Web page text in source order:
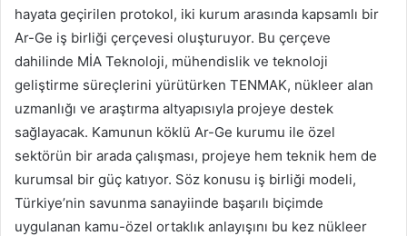
hayata geçirilen protokol, iki kurum arasında kapsamlı bir
Ar-Ge iş birliği çerçevesi oluşturuyor. Bu çerçeve
dahilinde MİA Teknoloji, mühendislik ve teknoloji
geliştirme süreçlerini yürütürken TENMAK, nükleer alan
uzmanlığı ve araştırma altyapısıyla projeye destek
sağlayacak. Kamunun köklü Ar-Ge kurumu ile özel
sektörün bir arada çalışması, projeye hem teknik hem de
kurumsal bir güç katıyor. Söz konusu iş birliği modeli,
Türkiye’nin savunma sanayiinde başarılı biçimde
uygulanan kamu-özel ortaklık anlayışını bu kez nükleer